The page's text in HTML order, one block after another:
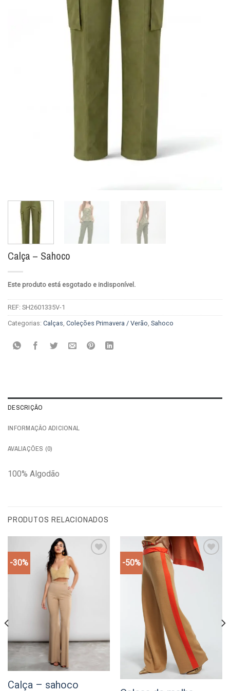
Calça – Sahoco
Este produto está esgotado e indisponível.
REF: SH2601335V-1
Categorias: Calças, Coleções Primavera / Verão, Sahoco
DESCRIÇÃO
INFORMAÇÃO ADICIONAL
AVALIAÇÕES (0)
100% Algodão
PRODUTOS RELACIONADOS
-30%
Calça – sahoco
-50%
Add to
wishlist